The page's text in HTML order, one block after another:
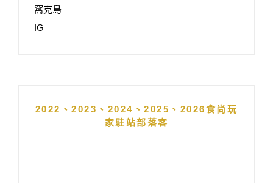
窩克島
IG
2022、2023、2024、2025、2026食尚玩
家駐站部落客